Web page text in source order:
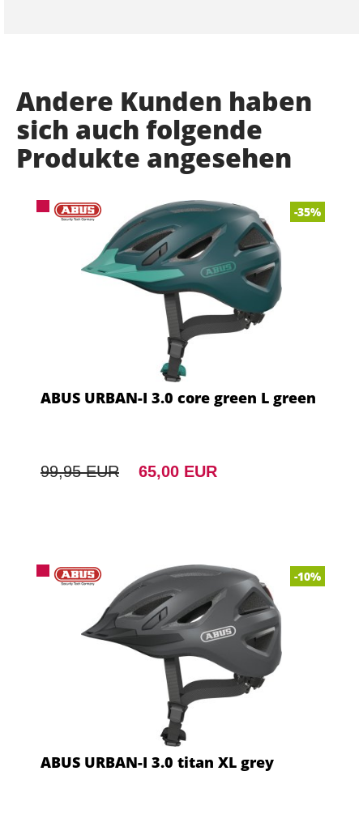
Andere Kunden haben
sich auch folgende
Produkte angesehen
-35%
ABUS URBAN-I 3.0 core green L green
99,95 EUR 65,00 EUR
-10%
ABUS URBAN-I 3.0 titan XL grey